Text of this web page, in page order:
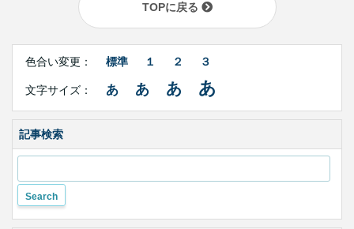
TOPに戻る
Right
Contents
合
変
色合い変更： 標準 １ ２ ３
文字サイズ： あ あ あ あ
記事検索